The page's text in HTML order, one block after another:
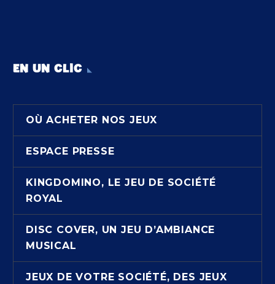
EN UN CLIC
OÙ ACHETER NOS JEUX
ESPACE PRESSE
KINGDOMINO, LE JEU DE SOCIÉTÉ
ROYAL
DISC COVER, UN JEU D’AMBIANCE
MUSICAL
JEUX DE VOTRE SOCIÉTÉ, DES JEUX